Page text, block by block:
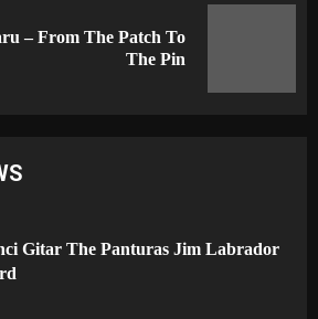
– From The Patch To
The Pin
Gitar The Panturas Jim Labrador